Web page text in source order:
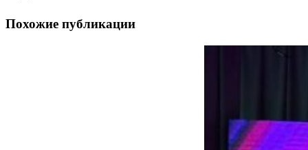
Похожие публикации